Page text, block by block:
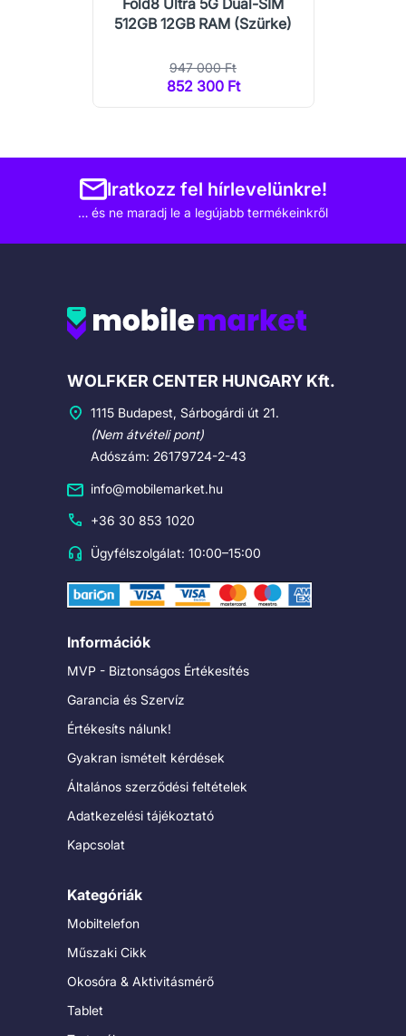
Fold8 Ultra 5G Dual-SIM
512GB 12GB RAM (Szürke)
947 000 Ft
852 300 Ft
Iratkozz fel hírlevelünkre!
… és ne maradj le a legújabb termékeinkről
Cégadatok
WOLFKER CENTER HUNGARY Kft.
1115 Budapest, Sárbogárdi út 21.
(Nem átvételi pont)
Adószám: 26179724-2-43
info@mobilemarket.hu
+36 30 853 1020
Ügyfélszolgálat: 10:00–15:00
Információk
MVP - Biztonságos Értékesítés
Garancia és Szervíz
Értékesíts nálunk!
Gyakran ismételt kérdések
Általános szerződési feltételek
Adatkezelési tájékoztató
Kapcsolat
Kategóriák
Mobiltelefon
Műszaki Cikk
Okosóra & Aktivitásmérő
Tablet